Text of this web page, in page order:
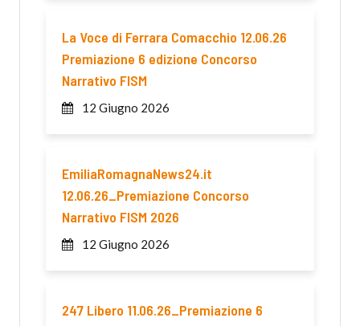
La Voce di Ferrara Comacchio 12.06.26
Premiazione 6 edizione Concorso
Narrativo FISM
12 Giugno 2026
EmiliaRomagnaNews24.it
12.06.26_Premiazione Concorso
Narrativo FISM 2026
12 Giugno 2026
247 Libero 11.06.26_Premiazione 6